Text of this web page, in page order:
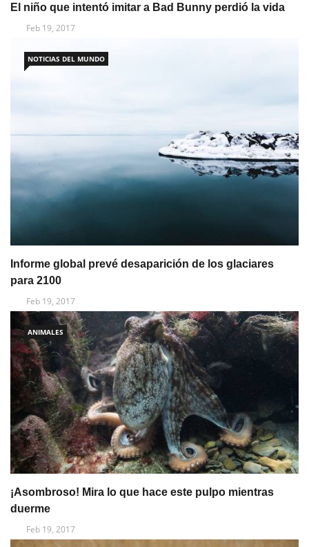
El niño que intentó imitar a Bad Bunny perdió la vida
Feb 19, 2017
NOTICIAS DEL MUNDO
Informe global prevé desaparición de los glaciares
para 2100
Feb 19, 2017
ANIMALES
¡Asombroso! Mira lo que hace este pulpo mientras
duerme
Feb 19, 2017